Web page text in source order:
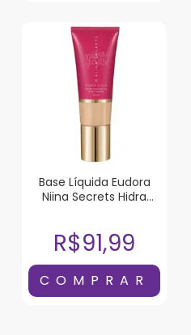
Base Líquida Eudora
Niina Secrets Hidra
R$91,99